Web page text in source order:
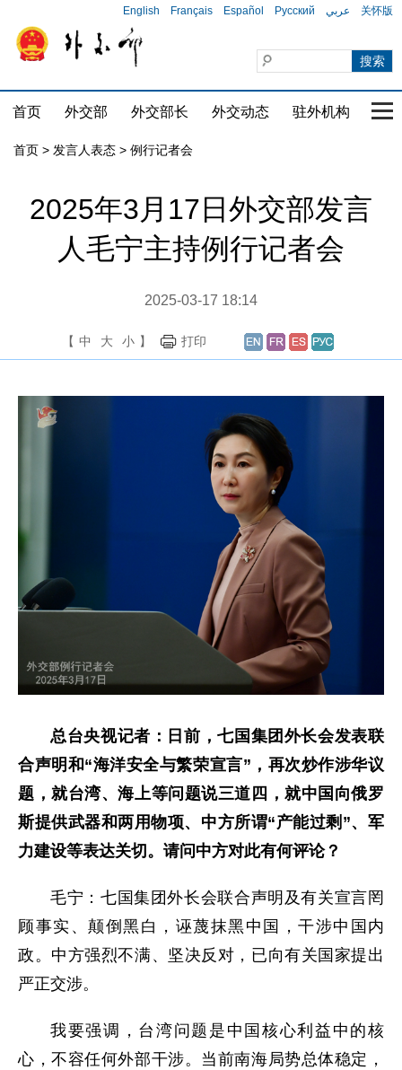
English Français Español Русский عربي 关怀版
首页 外交部 外交部长 外交动态 驻外机构 国
首页 > 发言人表态 > 例行记者会
2025年3月17日外交部发言
人毛宁主持例行记者会
2025-03-17 18:14
【 中 大 小 】 打印
总台央视记者：日前，七国集团外长会发表联
合声明和“海洋安全与繁荣宣言”，再次炒作涉华议
题，就台湾、海上等问题说三道四，就中国向俄罗
斯提供武器和两用物项、中方所谓“产能过剩”、军
力建设等表达关切。请问中方对此有何评论？
毛宁：七国集团外长会联合声明及有关宣言罔
顾事实、颠倒黑白，诬蔑抹黑中国，干涉中国内
政。中方强烈不满、坚决反对，已向有关国家提出
严正交涉。
我要强调，台湾问题是中国核心利益中的核
心，不容任何外部干涉。当前南海局势总体稳定，